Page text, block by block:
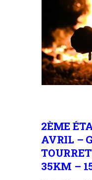
2ÈME
AVRIL –
35KM –